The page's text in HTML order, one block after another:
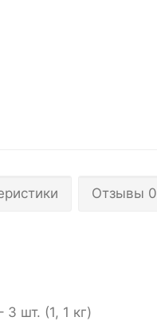
Отзывы 0
3 шт. (1, 1 кг)